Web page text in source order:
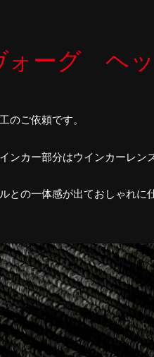
ォーグ ヘ
のご依頼です。
カー部分はウインカーレン
との一体感が出ておしゃれに